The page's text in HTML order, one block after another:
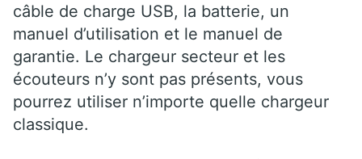
câble de charge USB, la batterie, un
manuel d’utilisation et le manuel de
garantie. Le chargeur secteur et les
écouteurs n’y sont pas présents, vous
pourrez utiliser n’importe quelle chargeur
classique.